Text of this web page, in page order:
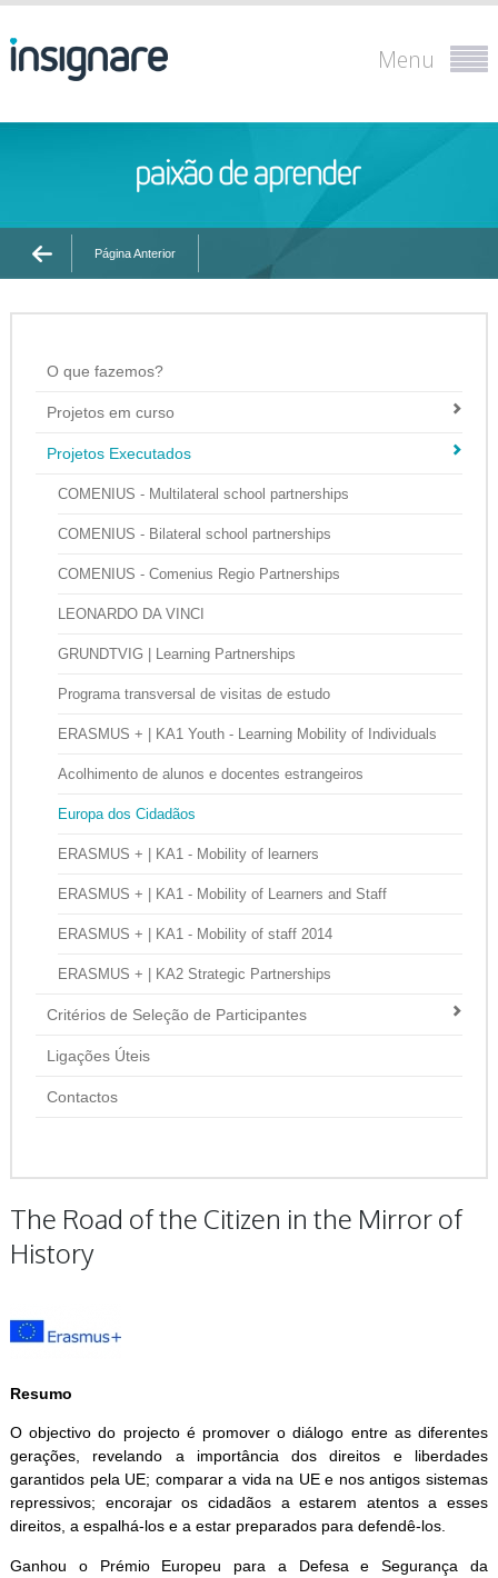
Menu
Página Anterior
O que fazemos?
Projetos em curso
Projetos Executados
COMENIUS - Multilateral school partnerships
COMENIUS - Bilateral school partnerships
COMENIUS - Comenius Regio Partnerships
LEONARDO DA VINCI
GRUNDTVIG | Learning Partnerships
Programa transversal de visitas de estudo
ERASMUS + | KA1 Youth - Learning Mobility of Individuals
Acolhimento de alunos e docentes estrangeiros
Europa dos Cidadãos
ERASMUS + | KA1 - Mobility of learners
ERASMUS + | KA1 - Mobility of Learners and Staff
ERASMUS + | KA1 - Mobility of staff 2014
ERASMUS + | KA2 Strategic Partnerships
Critérios de Seleção de Participantes
Ligações Úteis
Contactos
The Road of the Citizen in the Mirror of
History
Resumo
O objectivo do projecto é promover o diálogo entre as diferentes
gerações, revelando a importância dos direitos e liberdades
garantidos pela UE; comparar a vida na UE e nos antigos sistemas
repressivos; encorajar os cidadãos a estarem atentos a esses
direitos, a espalhá-los e a estar preparados para defendê-los.
Ganhou o Prémio Europeu para a Defesa e Segurança da